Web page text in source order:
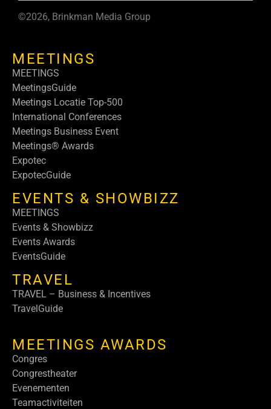
©2026, Brinkman Media Group
MEETINGS
MEETINGS
MeetingsGuide
Meetings Locatie Top-500
International Conferences
Meetings Business Event
Meetings® Awards
Expotec
ExpotecGuide
EVENTS & SHOWBIZZ
MEETINGS
Events & Showbizz
Events Awards
EventsGuide
TRAVEL
TRAVEL – Business & Incentives
TravelGuide
MEETINGS AWARDS
Congres
Congrestheater
Evenementen
Teamactiviteiten